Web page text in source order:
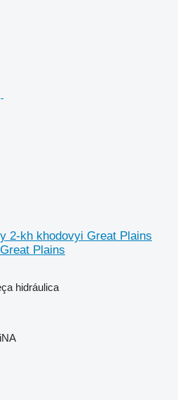
2-kh khodovyi Great Plains
Plains
hidráulica